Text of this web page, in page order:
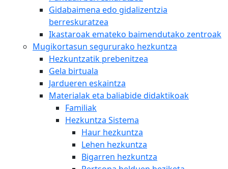
Gidabaimena edo gidalizentzia
berreskuratzea
Ikastaroak emateko baimendutako zentroak
Mugikortasun segururako hezkuntza
Hezkuntzatik prebenitzea
Gela birtuala
Jardueren eskaintza
Materialak eta baliabide didaktikoak
Familiak
Hezkuntza Sistema
Haur hezkuntza
Lehen hezkuntza
Bigarren hezkuntza